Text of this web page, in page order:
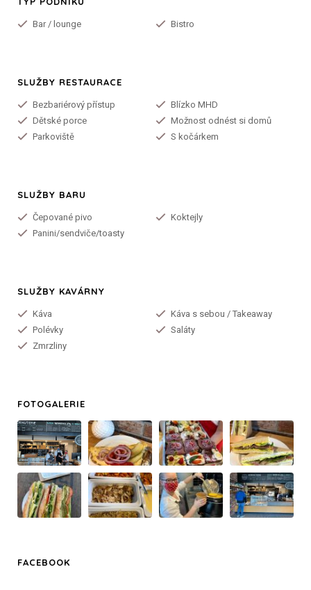
Bar / lounge Bistro
SLUŽBY RESTAURACE
Bezbariérový přístup
Blízko MHD
Dětské porce
Možnost odnést si domů
Parkoviště
S kočárkem
SLUŽBY BARU
Čepované pivo
Koktejly
Panini/sendviče/toasty
SLUŽBY KAVÁRNY
Káva
Káva s sebou / Takeaway
Polévky
Saláty
Zmrzliny
FOTOGALERIE
FACEBOOK